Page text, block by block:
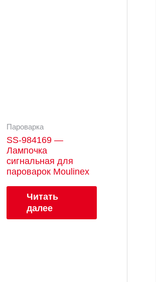
Пароварка
SS-984169 —
Лампочка
сигнальная для
пароварок Moulinex
Читать
далее